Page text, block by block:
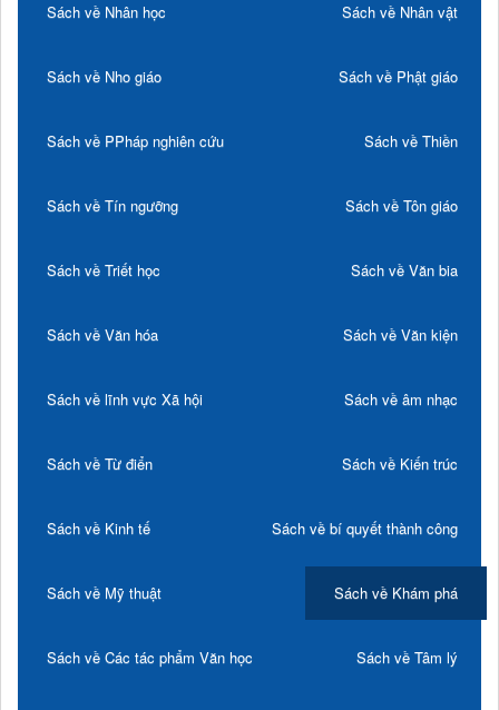
Sách về Nhân học Sách về Nhân vật
Sách về Nho giáo Sách về Phật giáo
Sách về PPháp nghiên cứu Sách về Thiền
Sách về Tín ngưỡng Sách về Tôn giáo
Sách về Triết học Sách về Văn bia
Sách về Văn hóa Sách về Văn kiện
Sách về lĩnh vực Xã hội Sách về âm nhạc
Sách về Từ điển Sách về Kiến trúc
Sách về Kinh tế Sách về bí quyết thành công
Sách về Mỹ thuật Sách về Khám phá
Sách về Các tác phẩm Văn học Sách về Tâm lý